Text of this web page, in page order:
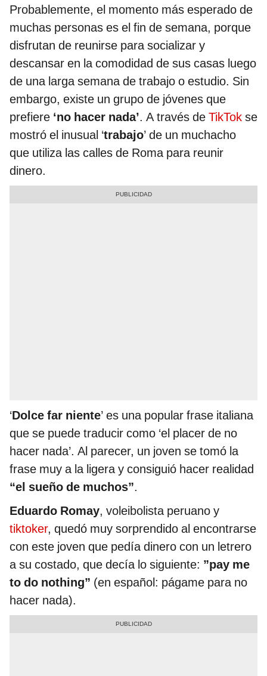
Probablemente, el momento más esperado de
muchas personas es el fin de semana, porque
disfrutan de reunirse para socializar y
descansar en la comodidad de sus casas luego
de una larga semana de trabajo o estudio. Sin
embargo, existe un grupo de jóvenes que
prefiere ‘no hacer nada’. A través de TikTok se
mostró el inusual ‘trabajo’ de un muchacho
que utiliza las calles de Roma para reunir
dinero.
‘Dolce far niente’ es una popular frase italiana
que se puede traducir como ‘el placer de no
hacer nada’. Al parecer, un joven se tomó la
frase muy a la ligera y consiguió hacer realidad
“el sueño de muchos”.
Eduardo Romay, voleibolista peruano y
tiktoker, quedó muy sorprendido al encontrarse
con este joven que pedía dinero con un letrero
a su costado, que decía lo siguiente: ”pay me
to do nothing” (en español: págame para no
hacer nada).